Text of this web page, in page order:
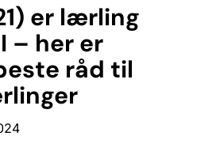
er lærling
– her er
råd til